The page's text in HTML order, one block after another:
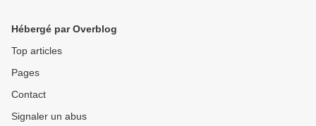
Hébergé par Overblog
Top articles
Pages
Contact
Signaler un abus